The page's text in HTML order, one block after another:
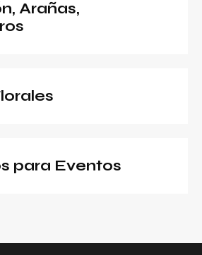
Arañas,
para Eventos